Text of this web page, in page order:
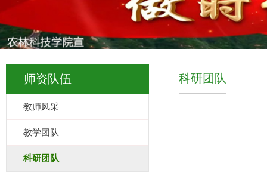
师资队伍
教师风采
教学团队
科研团队
科研团队